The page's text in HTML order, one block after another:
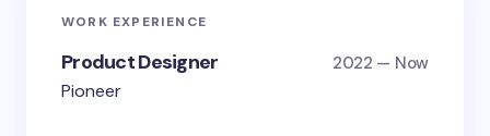
WORK EXPERIENCE
Product Designer 2022 — Now
Pioneer